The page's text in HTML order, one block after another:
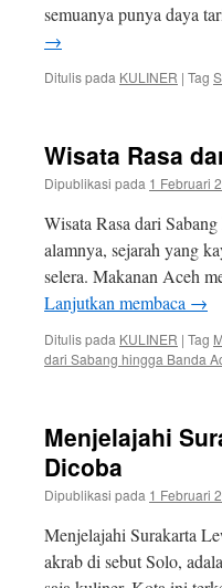
semuanya punya daya
→
Ditulis pada KULINER | Tag
Wisata Rasa
Dipublikasi pada 1 Februari
Wisata Rasa dari
alamnya, sejarah yang
selera. Makanan Aceh
Lanjutkan membaca →
Ditulis pada KULINER | Tag
dari Sabang hingga Banda
Menjelajahi
Dicoba
Dipublikasi pada 1 Februari
Menjelajahi Surakarta
akrab di sebut Solo,